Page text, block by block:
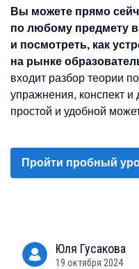
Вы можете прямо
по любому предмету
и посмотреть, как
на рынке
входит разбор теории
упражнения, конспект и
простой и удобной
Пройти пробный
Юля Гусакова
19 октября 2024